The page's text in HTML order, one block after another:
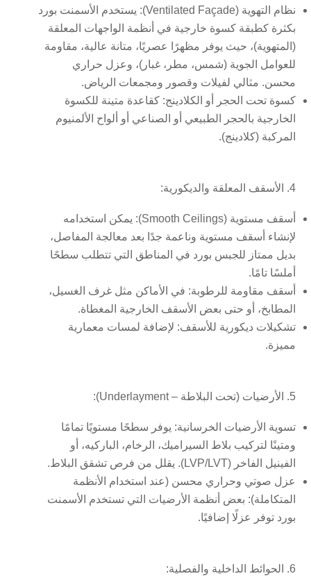
نظام التهوية (Ventilated Façade):
يستخدم الأسمنت بورد
بكثرة كطبقة كسوة خارجية في أنظمة الواجهات المعلقة
(المتهوية)، حيث يوفر مظهرًا عصريًا، متانة عالية، مقاومة
للعوامل الجوية (شمس، مطر، غبار)، وعزل حراري
محسن. مثالي لفيلات وقصور ومجمعات الرياض.
كسوة تحت الحجر أو الكلادينج: كقاعدة متينة للكسوة
الخارجية بالحجر الطبيعي أو الصناعي أو ألواح الألمنيوم
المركبة (كلادينج).
4. الأسقف المعلقة والديكورية:
أسقف مستوية (Smooth Ceilings):
يمكن استخدامه
لإنشاء أسقف مستوية وناعمة جدًا بعد معالجة المفاصل،
بديل ممتاز للجبس بورد في المناطق التي تتطلب سطحًا
أملسًا تامًا.
أسقف مقاومة للرطوبة: في الأماكن مثل غرف الغسيل،
المطابخ، أو حتى بعض الأسقف الخارجية المغطاة.
تشكيلات ديكورية للأسقف: لإضافة لمسات معمارية
مميزة.
5. الأرضيات (تحت البلاطة – Underlayment):
تسوية الأرضيات الخرسانية: يوفر سطحًا مستويًا تمامًا
ومتينًا لتركيب بلاط السيراميك، الرخام، الباركيه، أو
الفينيل الفاخر (LVP/LVT). يقلل من فرص تشقق البلاط.
عزل صوتي وحراري محسن (عند استخدام الأنظمة
المتكاملة): بعض أنظمة الأرضيات التي تستخدم الأسمنت
بورد توفر عزلًا إضافيًا.
6. الحوائط الداخلية والفصلية: